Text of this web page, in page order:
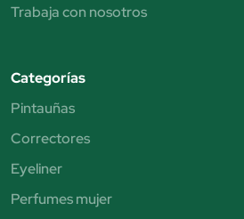
Trabaja con nosotros
Categorías
Pintauñas
Correctores
Eyeliner
Perfumes mujer